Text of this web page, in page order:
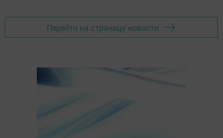
Перейти на страницу новости